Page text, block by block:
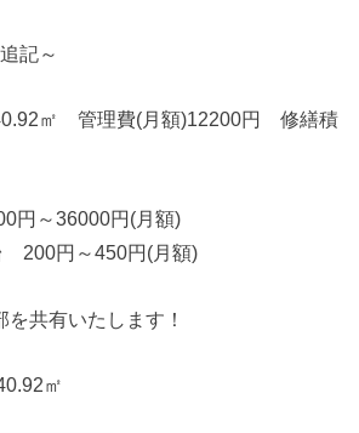
記～
㎡ 管理費(月額)12200円 修繕積
円～36000円(月額)
200円～450円(月額)
共有いたします！
㎡